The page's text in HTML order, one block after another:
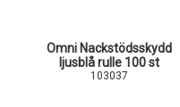
Omni Nackstödsskydd
ljusblå rulle 100 st
103037